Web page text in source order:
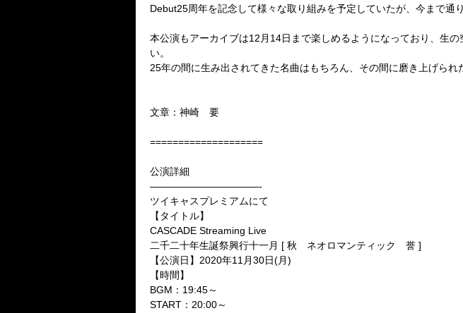
Debut25周年を記念して様々な取り組みを予定していたが、今まで通
本公演もアーカイブは12月14日まで楽しめるようになっており、生
い。
25年の間に生み出されてきた名曲はもちろん、その間に磨き上げられ
文章：神崎 要
====================
公演詳細
———————————-
ツイキャスプレミアムにて
【タイトル】
CASCADE Streaming Live
二千二十年生誕祭興行十一月 [ 秋 ネオロマンティック 誉 ]
【公演日】2020年11月30日(月)
【時間】
BGM：19:45～
START：20:00～